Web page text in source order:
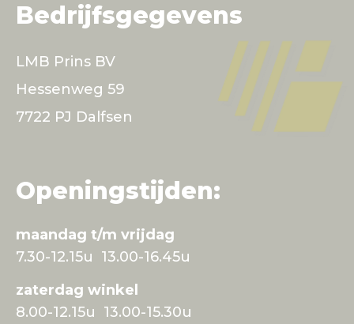
Bedrijfsgegevens
LMB Prins BV
Hessenweg 59
7722 PJ Dalfsen
Openingstijden:
maandag t/m vrijdag
7.30-12.15u 13.00-16.45u
zaterdag winkel
8.00-12.15u 13.00-15.30u